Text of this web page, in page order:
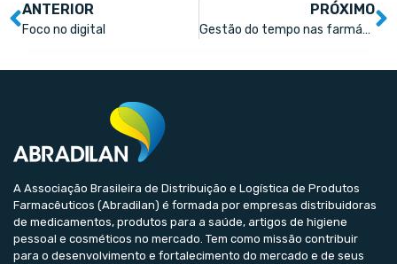
ANTERIOR
Foco no digital
PRÓXIMO
Gestão do tempo nas farmácias e drogarias é fundamental
A Associação Brasileira de Distribuição e Logística de Produtos
Farmacêuticos (Abradilan) é formada por empresas distribuidoras
de medicamentos, produtos para a saúde, artigos de higiene
pessoal e cosméticos no mercado. Tem como missão contribuir
para o desenvolvimento e fortalecimento do mercado e de seus